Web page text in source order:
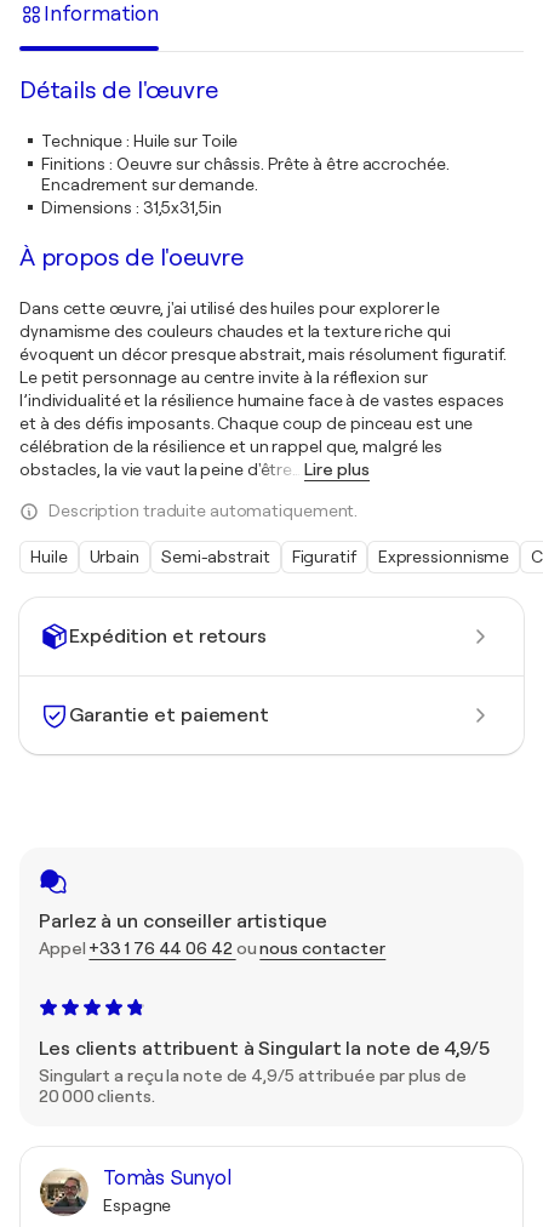
Expédition et retours
Garantie et paiement
Parlez à un conseiller artistique
Appel +33 1 76 44 06 42 ounous contacter
Les clients attribuent à Singulart la note de 4,9/5
Singulart a reçu la note de 4,9/5 attribuée par plus de
20 000 clients.
Tomàs Sunyol
Espagne
Information
Détails de l'œuvre
Technique: Huile sur Toile
Finitions : Oeuvre sur châssis. Prête à être accrochée.
Encadrement sur demande.
Dimensions : 31,5x31,5in
À propos de l'oeuvre
Dans cette œuvre, j'ai utilisé des huiles pour explorer le
dynamisme des couleurs chaudes et la texture riche qui
évoquent un décor presque abstrait, mais résolument figuratif.
Le petit personnage au centre invite à la réflexion sur
l’individualité et la résilience humaine face à de vastes espaces
et à des défis imposants. Chaque coup de pinceau est une
célébration de la résilience et un rappel que, malgré les
obstacles, la vie vaut la peine d'être
Lire plus
Description traduite automatiquement.
Huile Urbain Semi-abstrait Figuratif Expressionnisme